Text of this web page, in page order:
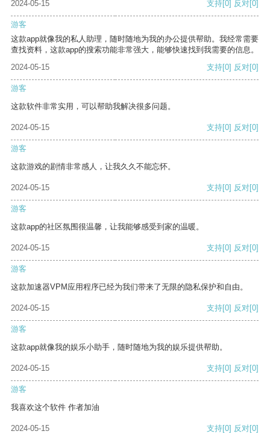
2024-05-15 支持[0] 反对[0]
游客
这款app就像我的私人助理，随时随地为我的办公提供帮助。我经常需要
查找资料，这款app的搜索功能非常强大，能够快速找到我需要的信息。
2024-05-15
支持[0] 反对[0]
游客
这款软件非常实用，可以帮助我解决很多问题。
2024-05-15 支持[0] 反对[0]
游客
这款游戏的剧情非常感人，让我久久不能忘怀。
2024-05-15 支持[0] 反对[0]
游客
这款app的社区氛围很温馨，让我能够感受到家的温暖。
2024-05-15 支持[0] 反对[0]
游客
这款加速器VPM应用程序已经为我们带来了无限的隐私保护和自由。
2024-05-15 支持[0] 反对[0]
游客
这款app就像我的娱乐小助手，随时随地为我的娱乐提供帮助。
2024-05-15 支持[0] 反对[0]
游客
我喜欢这个软件 作者加油
2024-05-15 支持[0] 反对[0]